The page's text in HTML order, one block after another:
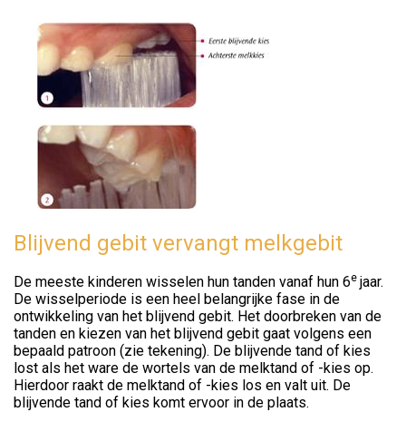
Blijvend gebit vervangt melkgebit
De meeste kinderen wisselen hun tanden vanaf hun 6e jaar.
De wisselperiode is een heel belangrijke fase in de
ontwikkeling van het blijvend gebit. Het doorbreken van de
tanden en kiezen van het blijvend gebit gaat volgens een
bepaald patroon (zie tekening). De blijvende tand of kies
lost als het ware de wortels van de melktand of -kies op.
Hierdoor raakt de melktand of -kies los en valt uit. De
blijvende tand of kies komt ervoor in de plaats.